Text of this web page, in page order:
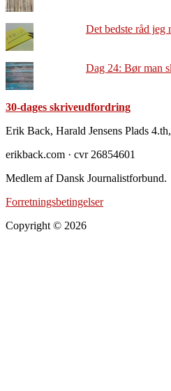
Det bedste råd jeg
Dag 24: Bør man
30-dages skriveudfordring
Footer
Erik Back, Harald Jensens Plads
erikback.com · cvr 26854601
Medlem af Dansk Journalistforbund.
Forretningsbetingelser
Copyright © 2026